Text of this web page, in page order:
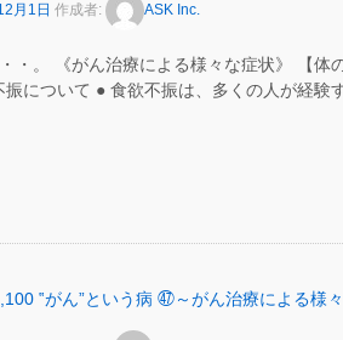
月1日 作成者: ASK Inc.
・。 《がん治療による様々な症状》 【体
について ● 食欲不振は、多くの人が経験
‟がん”という病 ㊼～がん治療による様